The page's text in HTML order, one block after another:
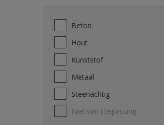
Beton
Hout
Kunststof
Metaal
Steenachtig
Niet van toepassing